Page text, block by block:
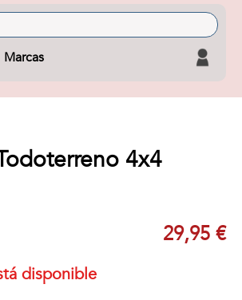
Marcas
4x4
29,95 €
disponible